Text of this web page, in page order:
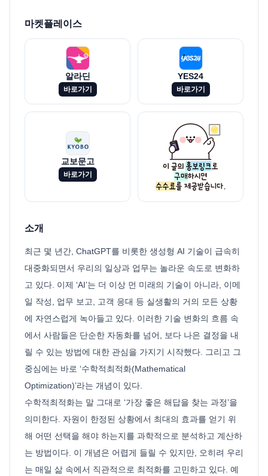
마켓플레이스
알라딘
바로가기
YES24
바로가기
교보문고
바로가기
소개
최근 몇 년간, ChatGPT를 비롯한 생성형 AI 기술이 급속히
대중화되면서 우리의 일상과 업무는 놀라운 속도로 변화하
고 있다. 이제 ‘AI’는 더 이상 먼 미래의 기술이 아니라, 이메
일 작성, 업무 보고, 고객 응대 등 실생활의 거의 모든 상황
에 자연스럽게 녹아들고 있다. 이러한 기술 변화의 흐름 속
에서 사람들은 단순한 자동화를 넘어, 보다 나은 결정을 내
릴 수 있는 방법에 대한 관심을 가지기 시작했다. 그리고 그
중심에는 바로 ‘수학적최적화(Mathematical
Optimization)’라는 개념이 있다.
수학적최적화는 말 그대로 ‘가장 좋은 해답을 찾는 과정’을
의미한다. 자원이 한정된 상황에서 최대의 효과를 얻기 위
해 어떤 선택을 해야 하는지를 과학적으로 분석하고 계산하
는 방법이다. 이 개념은 어렵게 들릴 수 있지만, 오히려 우리
는 매일 삶 속에서 직관적으로 최적화를 고민하고 있다. 예